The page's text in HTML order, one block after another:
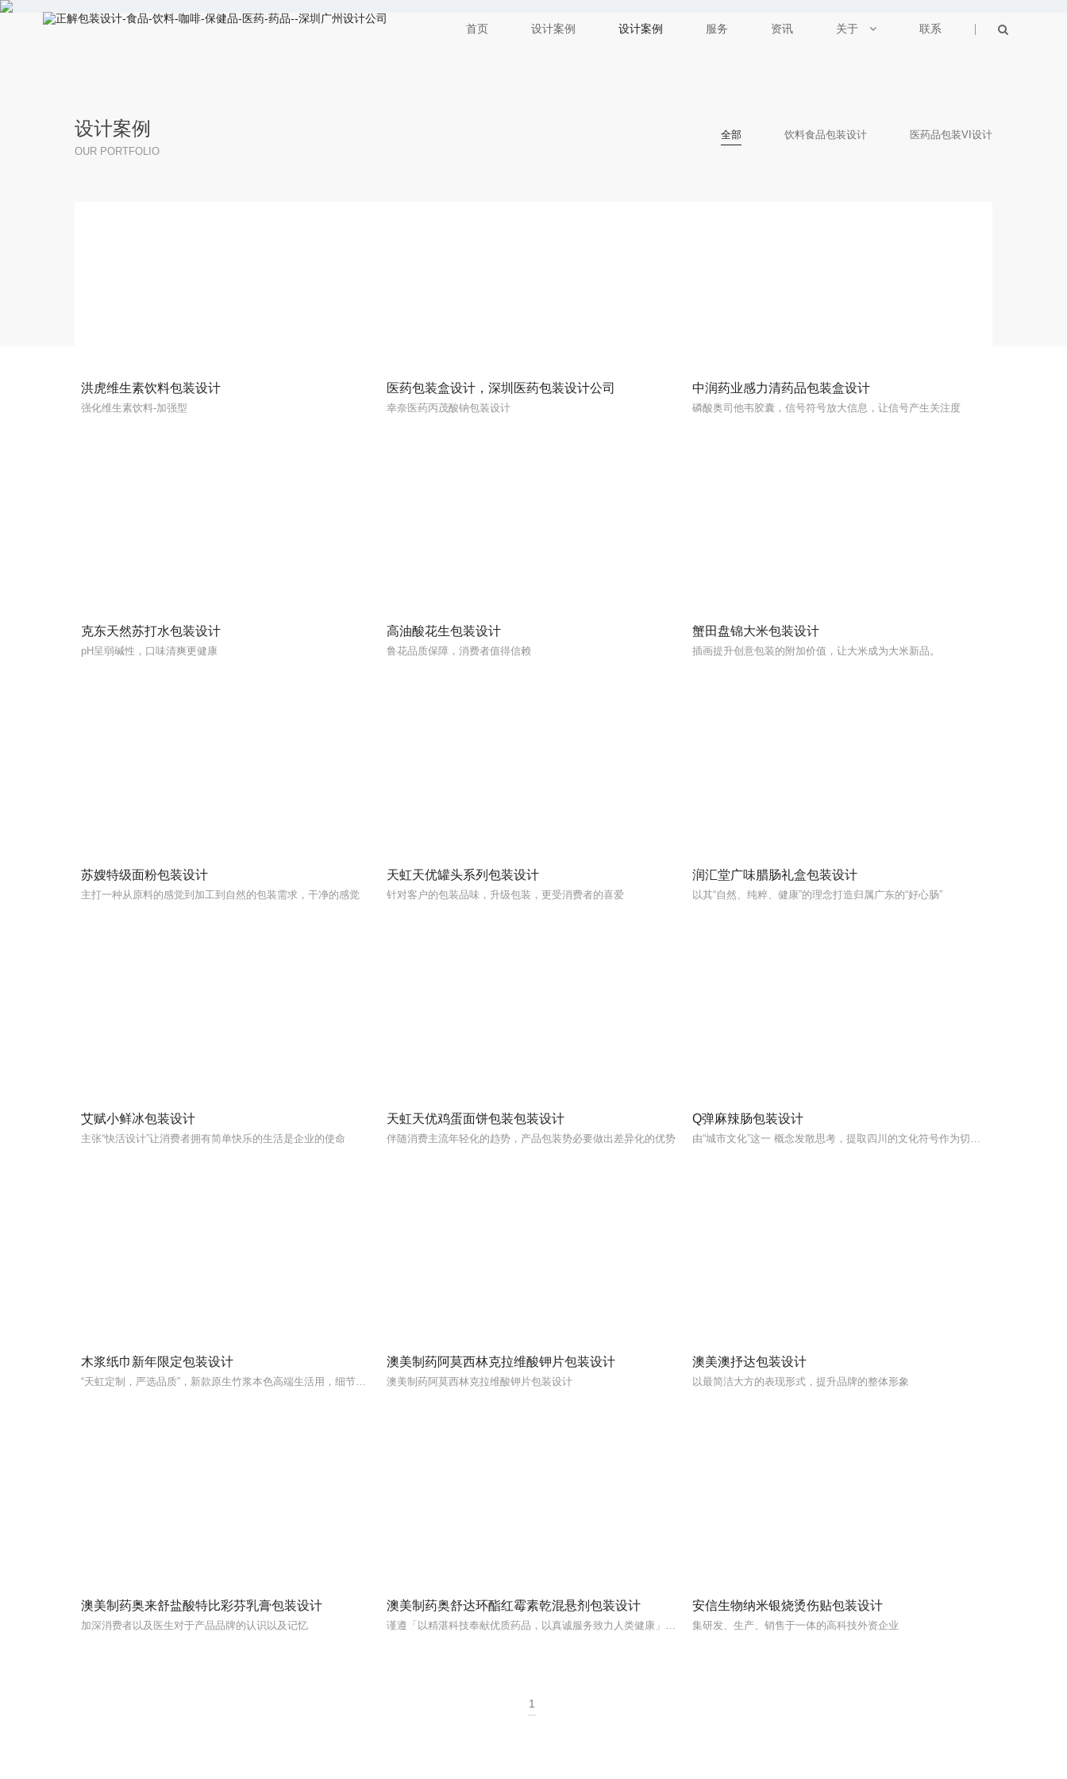
首页 设计案例 设计案例 服务 资讯 关于 联系
设计案例
OUR PORTFOLIO
全部 饮料食品包装设计 医药品包装VI设计
洪虎维生素饮料包装设计
强化维生素饮料-加强型
医药包装盒设计，深圳医药包装设计公司
幸奈医药丙茂酸钠包装设计
中润药业感力清药品包装盒设计
磷酸奥司他韦胶囊，信号符号放大信息，让信号产生关注度
克东天然苏打水包装设计
pH呈弱碱性，口味清爽更健康
高油酸花生包装设计
鲁花品质保障，消费者值得信赖
蟹田盘锦大米包装设计
插画提升创意包装的附加价值，让大米成为大米新品。
苏嫂特级面粉包装设计
主打一种从原料的感觉到加工到自然的包装需求，干净的感觉
天虹天优罐头系列包装设计
针对客户的包装品味，升级包装，更受消费者的喜爱
润汇堂广味腊肠礼盒包装设计
以其“自然、纯粹、健康”的理念打造归属广东的“好心肠”
艾赋小鲜冰包装设计
主张“快活设计”让消费者拥有简单快乐的生活是企业的使命
天虹天优鸡蛋面饼包装包装设计
伴随消费主流年轻化的趋势，产品包装势必要做出差异化的优势
Q弹麻辣肠包装设计
木浆纸巾新年限定包装设计
“天虹定制，严选品质”，新款原生竹浆本色高端生活用，细节处增加动感，层次感，也值得一看
澳美制药阿莫西林克拉维酸钾片包装设计
澳美制药阿莫西林克拉维酸钾片包装设计
澳美澳抒达包装设计
以最简洁大方的表现形式，提升品牌的整体形象
澳美制药奥来舒盐酸特比彩芬乳膏包装设计
加深消费者以及医生对于产品品牌的认识以及记忆
澳美制药奥舒达环酯红霉素乾混悬剂包装设计 安信生物纳米银烧烫伤贴包装设计
集研发、生产、销售于一体的高科技外资企业
1